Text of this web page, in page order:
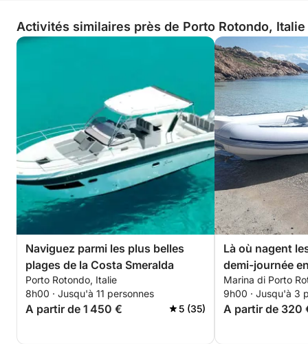
Activités similaires près de Porto Rotondo, Italie
Naviguez parmi les plus belles
plages de la Costa Smeralda
Porto Rotondo, Italie
8h00 · Jusqu'à 11 personnes
A partir de 1 450 € 5 (35)
Là où nagent
demi-journée
émerveillement
Marina di Porto
9h00 · Jusqu'à 3
A partir de 320